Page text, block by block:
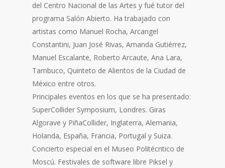
del Centro Nacional de las Artes y fué tutor del
programa Salón Abierto. Ha trabajado con
artistas como Manuel Rocha, Arcangel
Constantini, Juan José Rivas, Amanda Gutiérrez,
Manuel Escalante, Roberto Arcaute, Ana Lara,
Tambuco, Quinteto de Alientos de la Ciudad de
México entre otros.
Principales eventos en los que se ha presentado:
SuperCollider Symposium, Londres. Giras
Algorave y PiñaCollider, Inglaterra, Alemania,
Holanda, España, Francia, Portugal y Suiza.
Concierto especial en el Museo Politécntico de
Moscú. Festivales de software libre Piksel y